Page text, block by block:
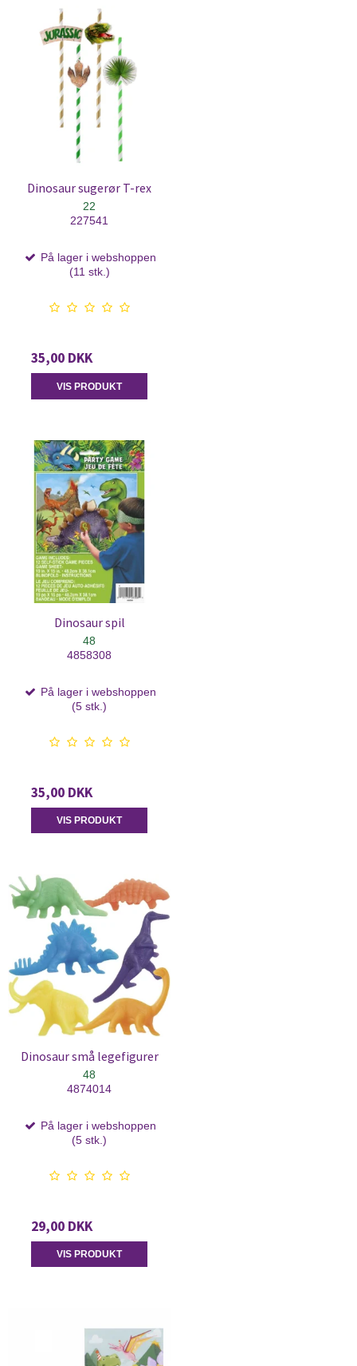
Dinosaur sugerør T-rex
22
227541
På lager i webshoppen
(11 stk.)
35,00 DKK
VIS PRODUKT
Dinosaur spil
48
4858308
På lager i webshoppen
(5 stk.)
35,00 DKK
VIS PRODUKT
Dinosaur små legefigurer
48
4874014
På lager i webshoppen
(5 stk.)
29,00 DKK
VIS PRODUKT